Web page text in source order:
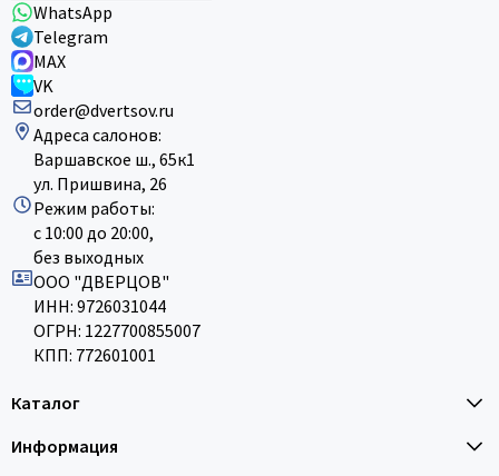
WhatsApp
Telegram
MAX
VK
order@dvertsov.ru
Адреса салонов:
Варшавское ш., 65к1
ул. Пришвина, 26
Режим работы:
с 10:00 до 20:00,
без выходных
ООО "ДВЕРЦОВ"
ИНН: 9726031044
ОГРН: 1227700855007
КПП: 772601001
Каталог
Информация